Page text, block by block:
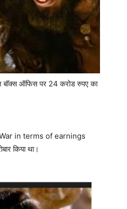
बॉक्स ऑफिस पर 24 करोड रुपए का
किया था।